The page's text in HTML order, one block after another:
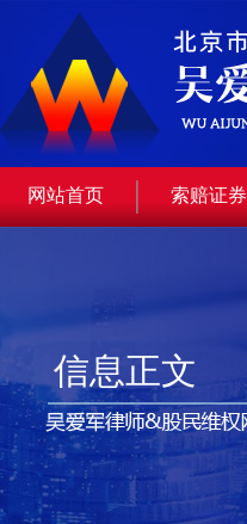
网站首页 索赔证券
信息正文